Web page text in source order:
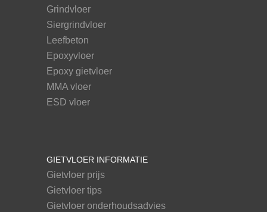
Grindvloer
Siergrindvloer
Leefbeton
Epoxyvloer
Epoxy gietvloer
MMA vloer
ESD vloer
GIETVLOER INFORMATIE
Gietvloer prijs
Gietvloer tips
Gietvloer onderhoudsadvies